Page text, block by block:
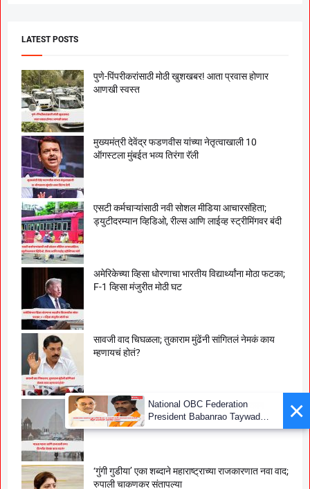
LATEST POSTS
पुणे-पिंपरीकरांसाठी मोठी खुशखबर! आता प्रवास होणार
आणखी स्वस्त
मुख्यमंत्री देवेंद्र फडणवीस यांच्या नेतृत्वाखाली 10
ऑगस्टला मुंबईत भव्य तिरंगा रॅली
एसटी कर्मचाऱ्यांसाठी नवी सोशल मीडिया आचारसंहिता;
ड्युटीदरम्यान व्हिडिओ, रील्स आणि लाईव्ह स्ट्रीमिंगवर बंदी
अमेरिकेच्या व्हिसा धोरणाचा भारतीय विद्यार्थ्यांना मोठा फटका;
F-1 व्हिसा मंजुरीत मोठी घट
सावजी वाद चिघळला; तुकाराम मुंढेंनी सांगितलं नेमकं काय
म्हणायचं होतं?
पाऊस पडला आणि राजधानी ठप्प! दिल्लीत नेमकं काय
घडलं?
‘गुंगी गुडीया’ एका शब्दाने महाराष्ट्राच्या राजकारणात नवा वाद;
रुपाली चाकणकर संतापल्या
×
National OBC Federation
President Babanrao Taywade
Claims Only 27 Kunbi
GR; Alarming News for Mano